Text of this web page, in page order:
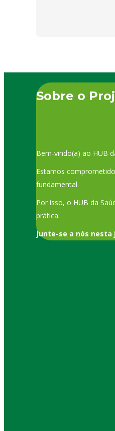
Sobre o
Bem-vindo(a) ao HUB
Estamos
fundamental.
Por isso, o HUB da
prática.
Junte-se a nós